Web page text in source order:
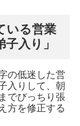
いる営業
入り」
の低迷した営
入りして、 朝
でびっちり張
方を修正する